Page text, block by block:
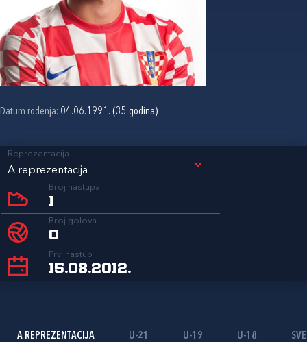
Datum rođenja: 04.06.1991. (35 godina)
Reprezentacija
A reprezentacija
Broj nastupa
1
Broj golova
0
Prvi nastup
15.08.2012.
A REPREZENTACIJA U-21 U-19 U-18